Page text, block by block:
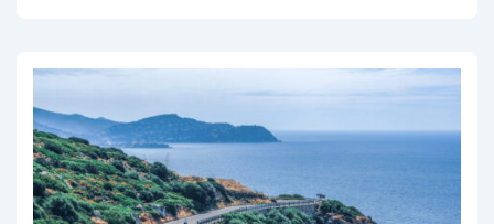
Naturpools
der
Insel